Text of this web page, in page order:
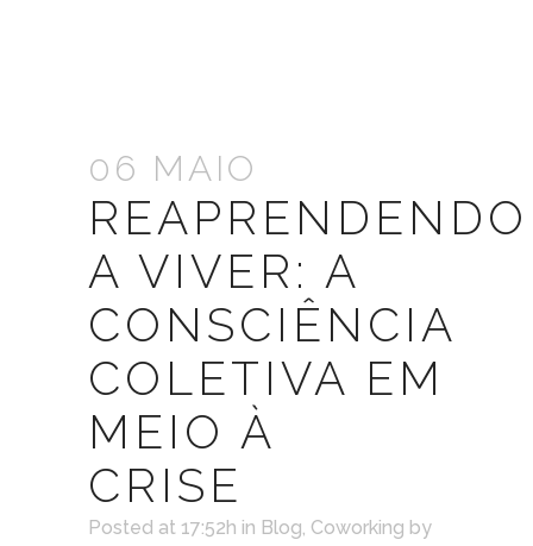
06 MAIO
REAPRENDENDO
A VIVER: A
CONSCIÊNCIA
COLETIVA EM
MEIO À
CRISE
Posted at 17:52h in Blog, Coworking by